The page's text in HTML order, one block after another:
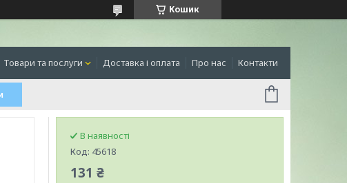
Кошик
Товари та послуги Доставка і оплата Про нас Контакти
В наявності
Код: 45618
131 ₴